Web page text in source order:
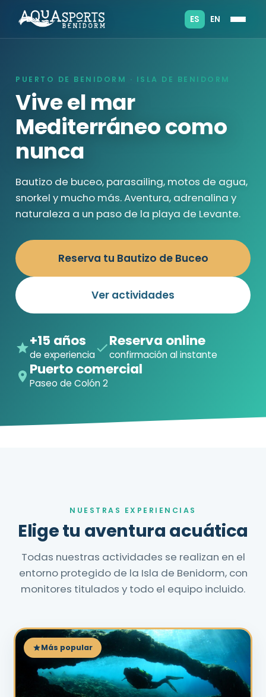
ES EN
PUERTO DE BENIDORM · ISLA DE BENIDORM
Vive el mar
Mediterráneo como
nunca
Bautizo de buceo, parasailing, motos de agua,
snorkel y mucho más. Aventura, adrenalina y
naturaleza a un paso de la playa de Levante.
Reserva tu Bautizo de Buceo
Ver actividades
+15 años
de experiencia
Reserva online
confirmación al instante
Puerto comercial
Paseo de Colón 2
NUESTRAS EXPERIENCIAS
Elige tu aventura acuática
Todas nuestras actividades se realizan en el
entorno protegido de la Isla de Benidorm, con
monitores titulados y todo el equipo incluido.
Más popular